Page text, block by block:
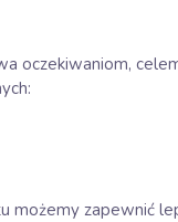
oczekiwaniom,
możemy zapewnić